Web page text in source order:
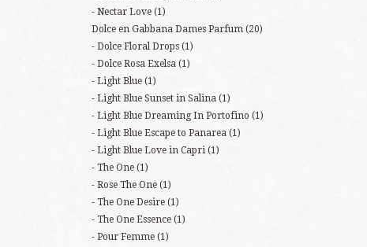
Nectar Love (1)
Dolce en Gabbana Dames Parfum (20)
Dolce Floral Drops (1)
Dolce Rosa Exelsa (1)
Light Blue (1)
Light Blue Sunset in Salina (1)
Light Blue Dreaming In Portofino (1)
Light Blue Escape to Panarea (1)
Light Blue Love in Capri (1)
The One (1)
Rose The One (1)
The One Desire (1)
The One Essence (1)
Pour Femme (1)